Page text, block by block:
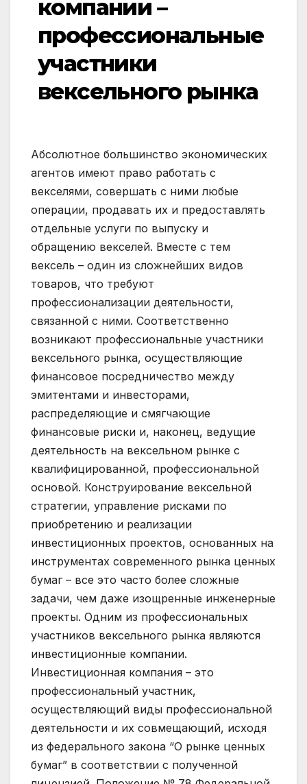
компании –
профессиональные
участники
вексельного рынка
Абсолютное большинство экономических
агентов имеют право работать с
векселями, совершать с ними любые
операции, продавать их и предоставлять
отдельные услуги по выпуску и
обращению векселей. Вместе с тем
вексель – один из сложнейших видов
товаров, что требуют
профессионализации деятельности,
связанной с ними. Соответственно
возникают профессиональные участники
вексельного рынка, осуществляющие
финансовое посредничество между
эмитентами и инвесторами,
распределяющие и смягчающие
финансовые риски и, наконец, ведущие
деятельность на вексельном рынке с
квалифицированной, профессиональной
основой. Конструирование вексельной
стратегии, управление рисками по
приобретению и реализации
инвестиционных проектов, основанных на
инструментах современного рынка ценных
бумаг – все это часто более сложные
задачи, чем даже изощренные инженерные
проекты. Одним из профессиональных
участников вексельного рынка являются
инвестиционные компании.
Инвестиционная компания – это
профессиональный участник,
осуществляющий виды профессиональной
деятельности и их совмещающий, исходя
из федерального закона “О рынке ценных
бумаг” в соответствии с полученной